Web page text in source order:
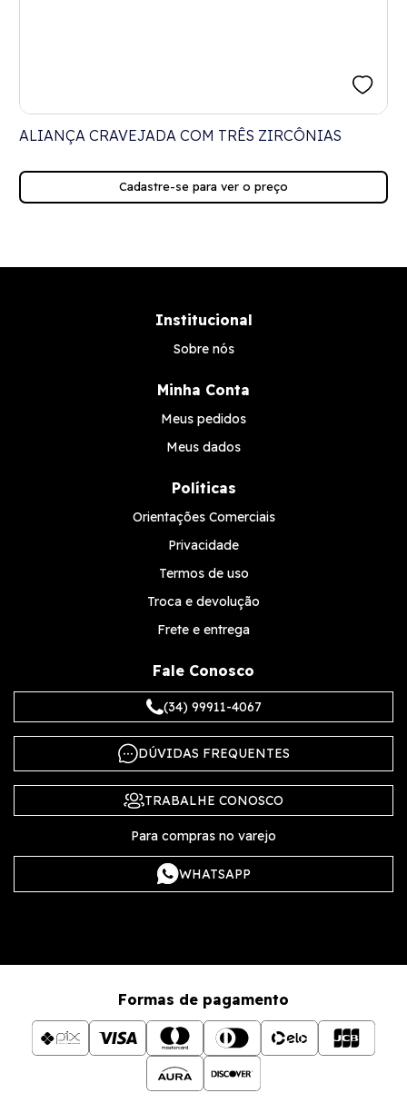
ALIANÇA CRAVEJADA COM TRÊS ZIRCÔNIAS
Cadastre-se para ver o preço
Institucional
Sobre nós
Minha Conta
Meus pedidos
Meus dados
Políticas
Orientações Comerciais
Privacidade
Termos de uso
Troca e devolução
Frete e entrega
Fale Conosco
(34) 99911-4067
DÚVIDAS FREQUENTES
TRABALHE CONOSCO
Para compras no varejo
WHATSAPP
Formas de pagamento